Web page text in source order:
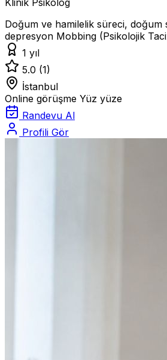
Klinik Psikolog
Doğum ve hamilelik süreci, doğum
depresyon Mobbing (Psikolojik
1 yıl
5.0 (1)
İstanbul
Online görüşme Yüz yüze
Randevu Al
Profili Gör